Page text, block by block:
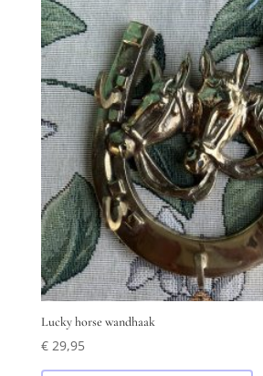
Lucky horse wandhaak
€29,95